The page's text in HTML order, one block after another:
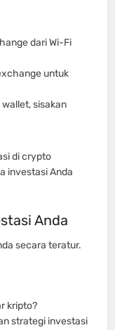
dari Wi-Fi
untuk
sisakan
di crypto
investasi Anda
Anda
secara teratur.
kripto?
strategi investasi